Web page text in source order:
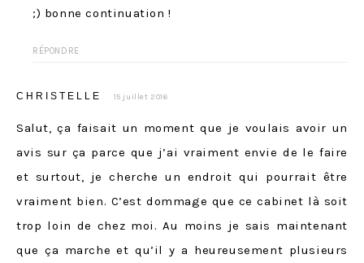
;) bonne continuation !
RÉPONDRE
CHRISTELLE 15 juillet 2016
Salut, ça faisait un moment que je voulais avoir un
avis sur ça parce que j’ai vraiment envie de le faire
et surtout, je cherche un endroit qui pourrait être
vraiment bien. C’est dommage que ce cabinet là soit
trop loin de chez moi. Au moins je sais maintenant
que ça marche et qu’il y a heureusement plusieurs